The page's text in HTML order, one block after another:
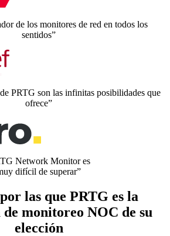
de los monitores de red en todos los
sentidos”
PRTG son las infinitas posibilidades que
ofrece”
Network Monitor es
difícil de superar”
las que PRTG es la
monitoreo NOC de su
elección